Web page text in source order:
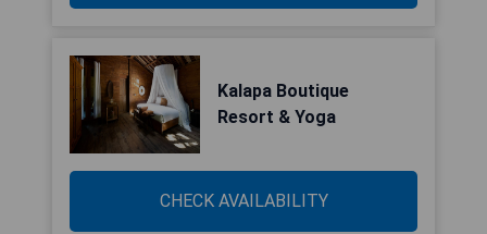
Kalapa Boutique
Resort & Yoga
CHECK AVAILABILITY